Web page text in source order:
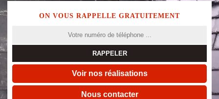
ON VOUS RAPPELLE GRATUITEMENT
Voir nos réalisations
Nous contacter